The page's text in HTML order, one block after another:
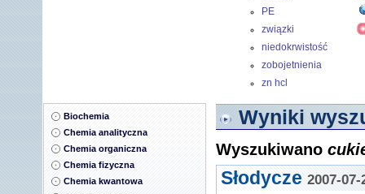
PE
związki
nieorganiczne
niedokrwistość
zobojetnienia
zn hcl
Biochemia
Chemia analityczna
Chemia organiczna
Chemia fizyczna
Chemia kwantowa
Wyniki
Wyszukiwano
Słodycze 2007-07-